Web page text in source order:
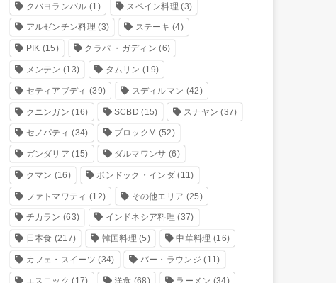
クバヨランバル (1) スペイン料理 (3)
アルゼンチン料理 (3) ステーキ (4)
PIK (15) クラパ ・ガディン (6)
メンテン (13) タムリン (19)
セティアブディ (39) スディルマン (42)
クニンガン (16) SCBD (15) スナヤン (37)
セノパティ (34) ブロックM (52)
ガンダリア (15) ダルマワンサ (6)
クマン (16) ポンドック・インダ (11)
ファトマワティ (12) その他エリア (25)
チカラン (63) インドネシア料理 (37)
日本食 (217) 韓国料理 (5) 中華料理 (16)
カフェ・スイーツ (34) バー・ラウンジ (11)
エスニック (17) 洋食 (68) ラーメン (34)